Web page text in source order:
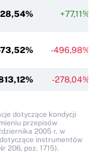
+77,11%
-496,98%
-278,04%
dotyczące kondycji
przepisów
2005 r. w
instrumentów
206, poz. 1715).